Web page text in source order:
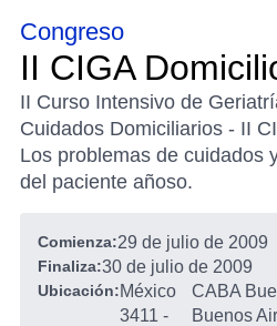
Congreso
II CIGA
II Curso Intensivo de
Cuidados Domiciliarios - II
Los problemas de cuidados
del paciente añoso.
Comienza:29 de julio de 2009
Finaliza:30 de julio de 2009
Ubicación:México
3411 -
CABA
Buenos